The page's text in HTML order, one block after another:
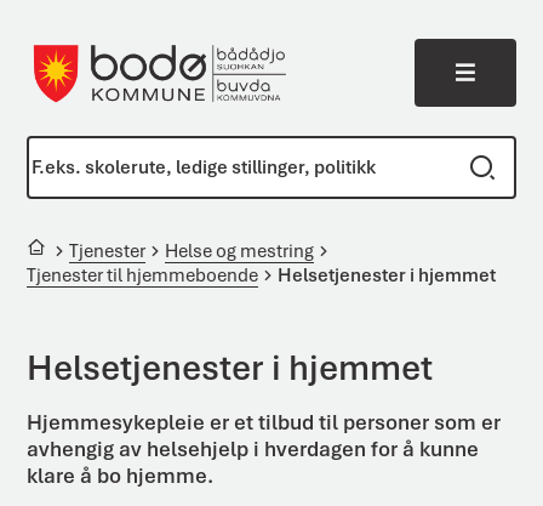
Meny
Du er her:Tjenester
Helse og mestring
Tjenester til hjemmeboende
Helsetjenester i hjemmet
Helsetjenester i hjemmet
Hjemmesykepleie er et tilbud til personer som er
avhengig av helsehjelp i hverdagen for å kunne
klare å bo hjemme.